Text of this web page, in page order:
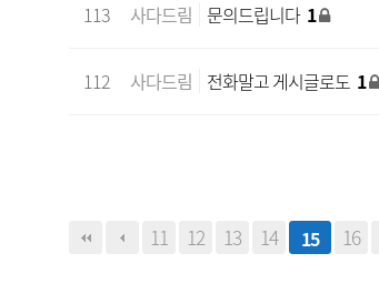
113 사다드림 문의드립니다 1
112 사다드림 전화말고 게시글로도 1
11 12 13 14 15 16